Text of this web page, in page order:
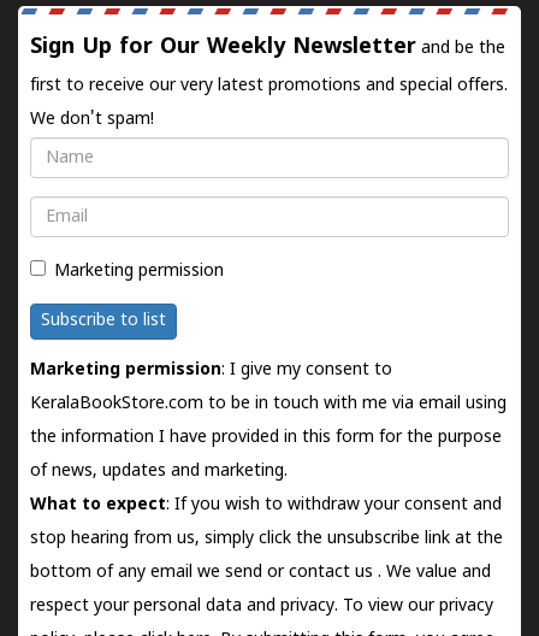
Sign Up for Our Weekly Newsletter and be the
first to receive our very latest promotions and special offers.
We don't spam!
Name
Email
Marketing permission
Subscribe to list
Marketing permission: I give my consent to
KeralaBookStore.com to be in touch with me via email using
the information I have provided in this form for the purpose
of news, updates and marketing.
What to expect: If you wish to withdraw your consent and
stop hearing from us, simply click the unsubscribe link at the
bottom of any email we send orcontact us . We value and
respect your personal data and privacy. To view our privacy